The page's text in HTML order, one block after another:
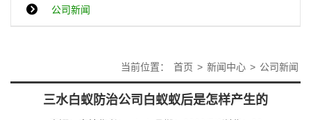
公司新闻
当前位置： 首页 > 新闻中心 > 公司新闻
三水白蚁防治公司白蚁蚁后是怎样产生的